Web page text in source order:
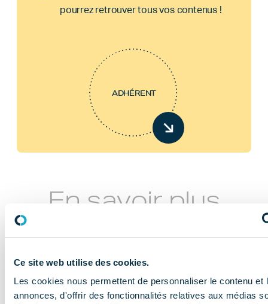
Ce site web utilise des cookies.
Les cookies nous permettent de personnaliser le contenu et
annonces, d'offrir des fonctionnalités relatives aux médias
pourrez retrouver tous vos contenus !
ADHÉRENT
En savoir plus